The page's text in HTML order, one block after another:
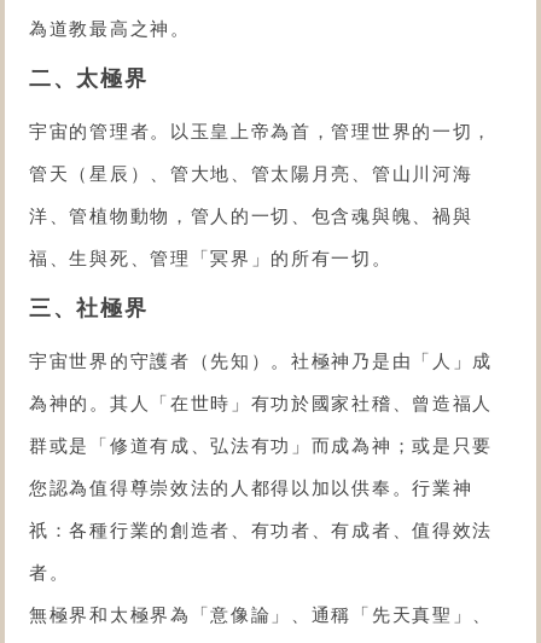
為道教最高之神。
二、太極界
宇宙的管理者。以玉皇上帝為首，管理世界的一切，
管天（星辰）、管大地、管太陽月亮、管山川河海
洋、管植物動物，管人的一切、包含魂與魄、禍與
福、生與死、管理「冥界」的所有一切。
三、社極界
宇宙世界的守護者（先知）。社極神乃是由「人」成
為神的。其人「在世時」有功於國家社稽、曾造福人
群或是「修道有成、弘法有功」而成為神；或是只要
您認為值得尊崇效法的人都得以加以供奉。行業神
祇：各種行業的創造者、有功者、有成者、值得效法
者。
無極界和太極界為「意像論」、通稱「先天真聖」、